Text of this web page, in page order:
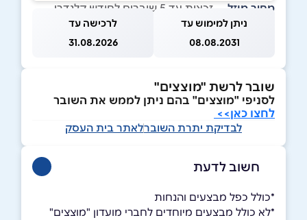
מחיר מוזל — זכאות עד 5 שוברים לחודש קלנדרי
ניתן למימוש עד
08.08.2031
לרכישה עד
31.08.2026
שובר לרשת "מוצצים"
לסניפי "מוצצים" בהם ניתן לממש את השובר
לחצו כאן>>
לבדיקת יתרת השוברלאתר בית העסק
חשוב לדעת
*כולל כפל מבצעים והנחות
*לא כולל מבצעים מיוחדים לחברי מועדון "מוצצים"